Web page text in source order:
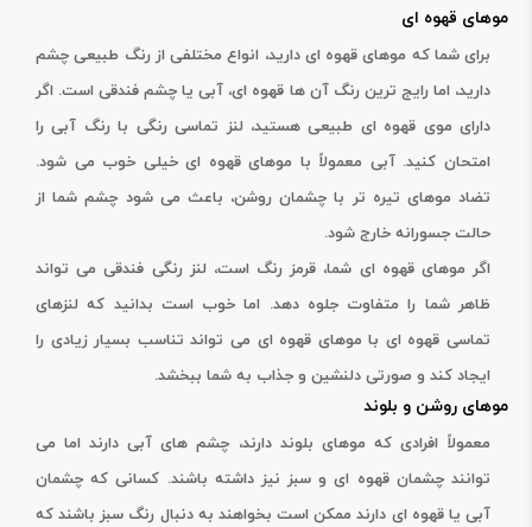
موهای قهوه ای
برای شما که موهای قهوه ای دارید، انواع مختلفی از رنگ طبیعی چشم
دارید، اما رایج ترین رنگ آن ها قهوه ای، آبی یا چشم فندقی است. اگر
دارای موی قهوه ای طبیعی هستید، لنز تماسی رنگی با رنگ آبی را
امتحان کنید. آبی معمولاً با موهای قهوه ای خیلی خوب می شود.
تضاد موهای تیره تر با چشمان روشن، باعث می شود چشم شما از
حالت جسورانه خارج شود.
اگر موهای قهوه ای شما، قرمز رنگ است، لنز رنگی فندقی می تواند
ظاهر شما را متفاوت جلوه دهد. اما خوب است بدانید که لنزهای
تماسی قهوه ای با موهای قهوه ای می تواند تناسب بسیار زیادی را
ایجاد کند و صورتی دلنشین و جذاب به شما ببخشد.
موهای روشن و بلوند
معمولاً افرادی که موهای بلوند دارند، چشم های آبی دارند اما می
توانند چشمان قهوه ای و سبز نیز داشته باشند. کسانی که چشمان
آبی یا قهوه ای دارند ممکن است بخواهند به دنبال رنگ سبز باشند که